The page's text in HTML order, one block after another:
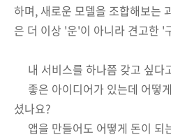
하며, 새로운 모델을 조합해보는
은 더 이상 '운'이 아니라 견고한 '
내 서비스를 하나쯤 갖고 싶다
좋은 아이디어가 있는데 어떻
셨나요?
앱을 만들어도 어떻게 돈이 되